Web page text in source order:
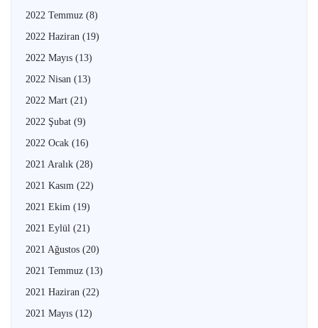
2022 Temmuz (8)
2022 Haziran (19)
2022 Mayıs (13)
2022 Nisan (13)
2022 Mart (21)
2022 Şubat (9)
2022 Ocak (16)
2021 Aralık (28)
2021 Kasım (22)
2021 Ekim (19)
2021 Eylül (21)
2021 Ağustos (20)
2021 Temmuz (13)
2021 Haziran (22)
2021 Mayıs (12)